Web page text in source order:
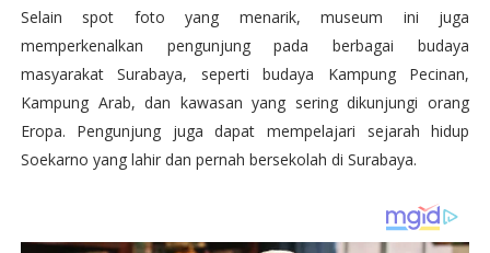
Selain spot foto yang menarik, museum ini juga
memperkenalkan pengunjung pada berbagai budaya
masyarakat Surabaya, seperti budaya Kampung Pecinan,
Kampung Arab, dan kawasan yang sering dikunjungi orang
Eropa. Pengunjung juga dapat mempelajari sejarah hidup
Soekarno yang lahir dan pernah bersekolah di Surabaya.